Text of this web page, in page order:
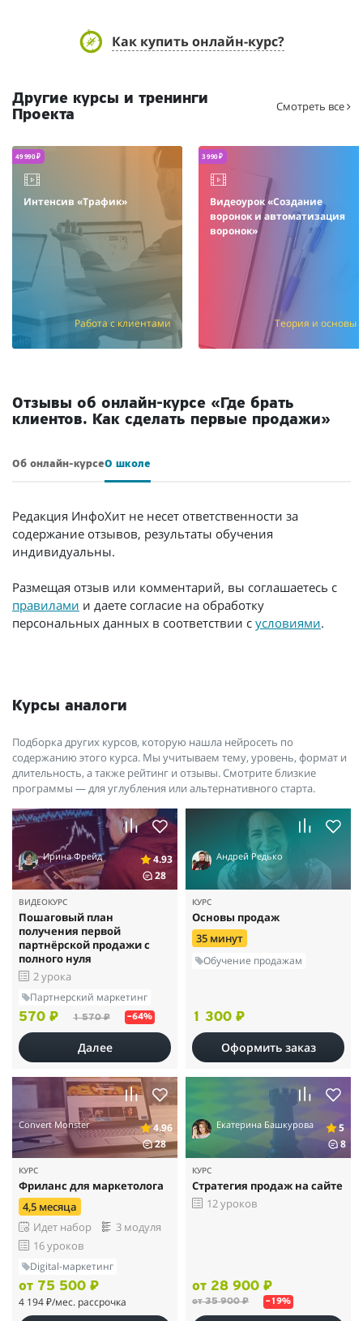
Как купить онлайн-курс?
Другие курсы и тренинги
Проекта
Смотреть все
49 990 ₽
Интенсив «Трафик»
Работа с клиентами
3 990 ₽
Видеоурок «Создание
воронок и автоматизация
воронок»
Теория и основы
Отзывы об онлайн-курсе «Где брать
клиентов. Как сделать первые продажи»
Об онлайн-курсеО школе
Редакция ИнфоХит не несет ответственности за
содержание отзывов, результаты обучения
индивидуальны.
Размещая отзыв или комментарий, вы соглашаетесь с
правилами и даете согласие на обработку
персональных данных в соответствии с условиями.
Курсы аналоги
Подборка других курсов, которую нашла нейросеть по
содержанию этого курса. Мы учитываем тему, уровень, формат и
длительность, а также рейтинг и отзывы. Смотрите близкие
программы — для углубления или альтернативного старта.
Ирина Фрейд
4.93
28
ВИДЕОКУРС
Пошаговый план
получения первой
партнёрской продажи с
полного нуля
2 урока
Партнерский маркетинг
570 ₽ 1 570 ₽ –64%
Далее
Андрей Редько
КУРС
Основы продаж
35 минут
Обучение продажам
1 300 ₽
Оформить заказ
Convert Monster
4.96
28
КУРС
Фриланс для маркетолога
4,5 месяца
Идет набор
3 модуля
16 уроков
Digital-маркетинг
от 75 500 ₽
4 194 ₽/мес. рассрочка
Екатерина Башкурова
5
8
КУРС
Стратегия продаж на сайте
12 уроков
от 28 900 ₽
от 35 900 ₽ –19%